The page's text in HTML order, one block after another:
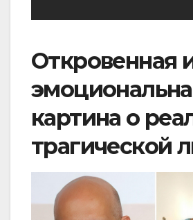
Откровенная
картина о
трагической